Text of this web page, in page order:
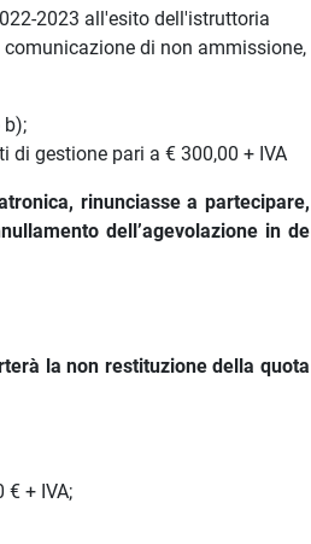
2023 all'esito dell'istruttoria
di non ammissione,
b);
gestione pari a € 300,00 + IVA
rinunciasse a partecipare,
dell’agevolazione in de
la non restituzione della quota
+ IVA;